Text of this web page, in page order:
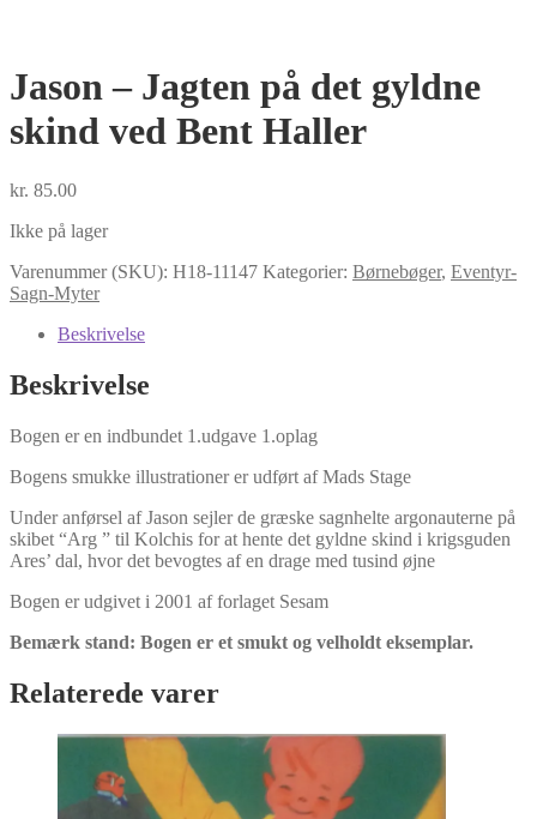
Jason – Jagten på det gyldne
skind ved Bent Haller
kr. 85.00
Ikke på lager
Varenummer (SKU): H18-11147 Kategorier: Børnebøger, Eventyr-
Sagn-Myter
Beskrivelse
Beskrivelse
Bogen er en indbundet 1.udgave 1.oplag
Bogens smukke illustrationer er udført af Mads Stage
Under anførsel af Jason sejler de græske sagnhelte argonauterne på
skibet “Arg ” til Kolchis for at hente det gyldne skind i krigsguden
Ares’ dal, hvor det bevogtes af en drage med tusind øjne
Bogen er udgivet i 2001 af forlaget Sesam
Bemærk stand: Bogen er et smukt og velholdt eksemplar.
Relaterede varer